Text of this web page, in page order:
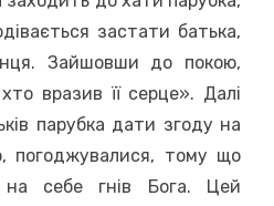
застати батька,
Зайшовши до покою,
вразив її серце». Далі
парубка дати згоду на
погоджувалися, тому що
на себе гнів Бога. Цей